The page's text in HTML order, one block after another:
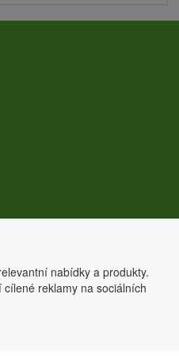
nabídky a produkty.
reklamy na sociálních